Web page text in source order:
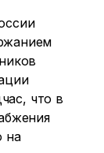
что в
на